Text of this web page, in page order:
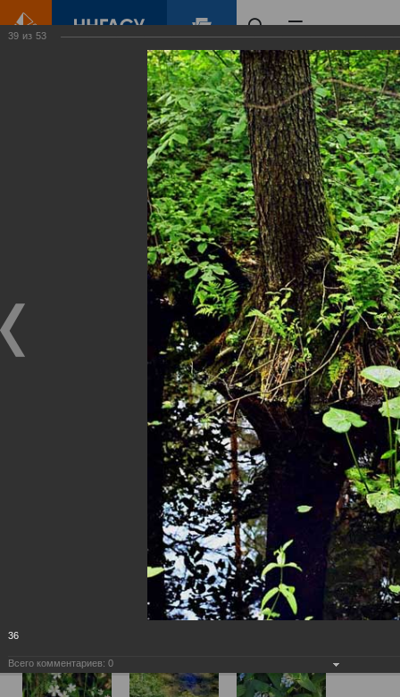
Зеленый Город
Виртуальные
выставки
(фотоальбомы)
39 из 53
36
Всего комментариев: 0